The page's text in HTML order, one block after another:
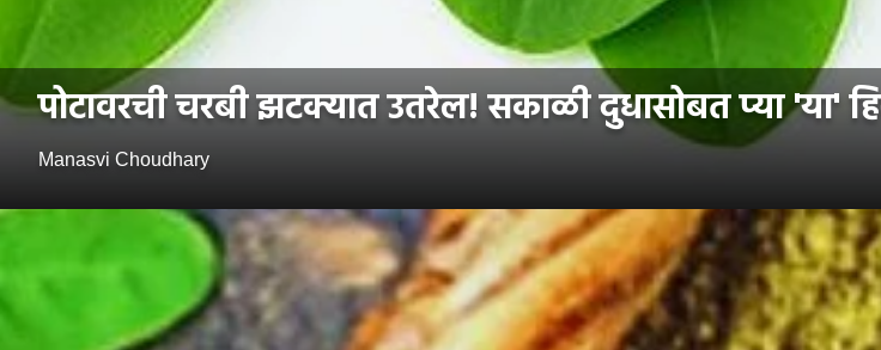
पोटावरची चरबी झटक्यात उतरेल! सकाळी दुधासोबत प्या 'या'
Manasvi Choudhary